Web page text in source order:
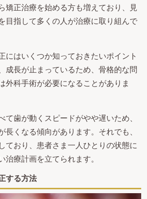
矯正治療を始める方も増えており、見
目指して多くの人が治療に取り組んで
にはいくつか知っておきたいポイント
成長が止まっているため、骨格的な問
外科手術が必要になることがありま
て歯が動くスピードがやや遅いため、
長くなる傾向があります。それでも、
ており、患者さま一人ひとりの状態に
治療計画を立てられます。
する方法